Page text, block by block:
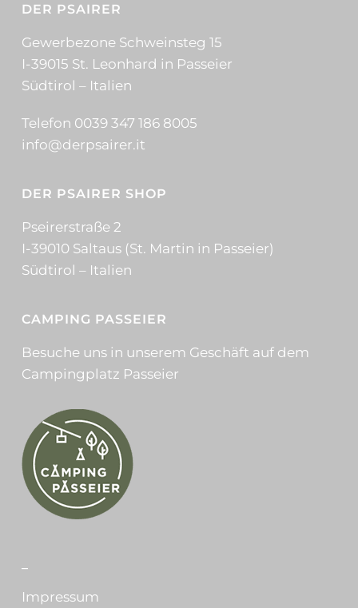
DER PSAIRER
Gewerbezone Schweinsteg 15
I-39015 St. Leonhard in Passeier
Südtirol – Italien
Telefon 0039 347 186 8005
info@derpsairer.it
DER PSAIRER SHOP
Pseirerstraße 2
I-39010 Saltaus (St. Martin in Passeier)
Südtirol – Italien
CAMPING PASSEIER
Besuche uns in unserem Geschäft auf dem
Campingplatz Passeier
Impressum